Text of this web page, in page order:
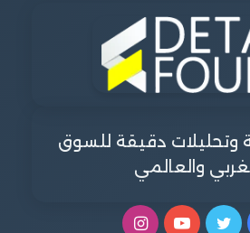
وتحليلات دقيقة للسوق
والعالمي
تويتر يوتيوبانستقرام